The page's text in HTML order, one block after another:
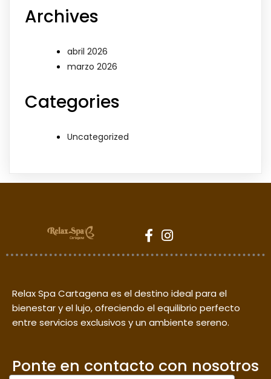
Archives
abril 2026
marzo 2026
Categories
Uncategorized
Relax Spa Cartagena es el destino ideal para el
bienestar y el lujo, ofreciendo el equilibrio perfecto
entre servicios exclusivos y un ambiente sereno.
Ponte en contacto con nosotros